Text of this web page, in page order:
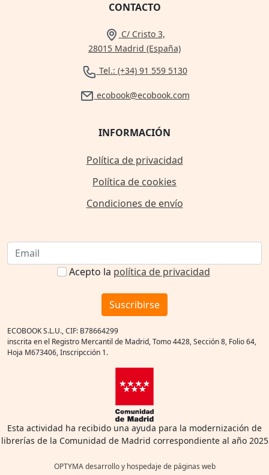
CONTACTO
C/ Cristo 3,
28015 Madrid (España)
Tel.: (+34) 91 559 5130
ecobook@ecobook.com
INFORMACIÓN
Política de privacidad
Política de cookies
Condiciones de envío
Acepto la política de privacidad
Suscribirse
ECOBOOK S.L.U., CIF: B78664299
inscrita en el Registro Mercantil de Madrid, Tomo 4428, Sección 8, Folio 64,
Hoja M673406, Inscripcción 1.
Esta actividad ha recibido una ayuda para la modernización de
librerías de la Comunidad de Madrid correspondiente al año 2025
OPTYMA desarrollo y hospedaje de páginas web